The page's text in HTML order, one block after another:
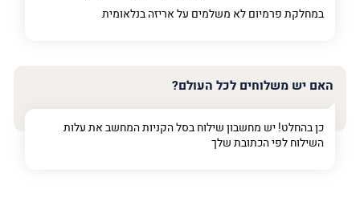
במחלקת פרמיוםלא משלמים על אריזה בנלאומית
האם יש משלוחים לכל העולם?
כן בהחלט! יש מחשבון שילוח בסל הקניות המחשב את עלות
השילוח לפי הכתובת שלך